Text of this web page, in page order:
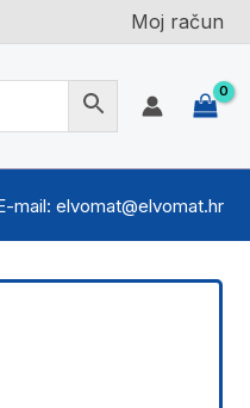
Moj račun
mail: elvomat@elvomat.hr